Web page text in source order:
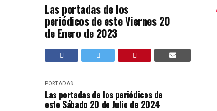
Las portadas de los
periódicos de este Viernes 20
de Enero de 2023
PORTADAS
Las portadas de los periódicos de
este Sábado 20 de Julio de 2024